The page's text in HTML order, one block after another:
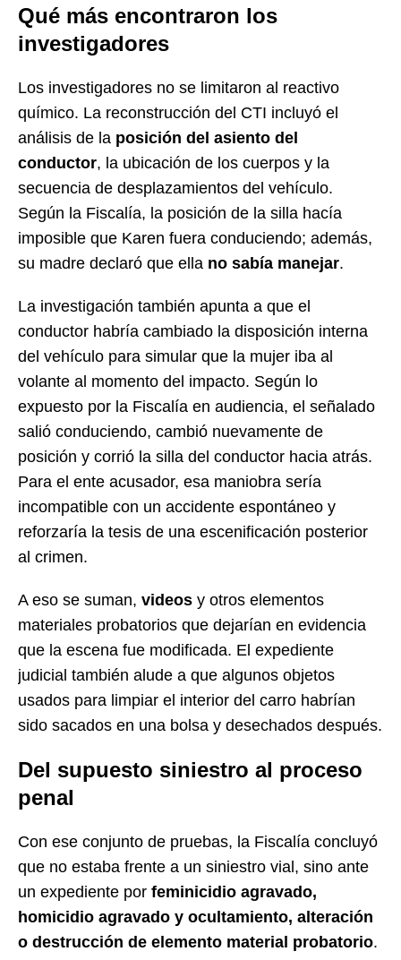
Qué más encontraron los
investigadores
Los investigadores no se limitaron al reactivo
químico. La reconstrucción del CTI incluyó el
análisis de la posición del asiento del
conductor, la ubicación de los cuerpos y la
secuencia de desplazamientos del vehículo.
Según la Fiscalía, la posición de la silla hacía
imposible que Karen fuera conduciendo; además,
su madre declaró que ella no sabía manejar.
La investigación también apunta a que el
conductor habría cambiado la disposición interna
del vehículo para simular que la mujer iba al
volante al momento del impacto. Según lo
expuesto por la Fiscalía en audiencia, el señalado
salió conduciendo, cambió nuevamente de
posición y corrió la silla del conductor hacia atrás.
Para el ente acusador, esa maniobra sería
incompatible con un accidente espontáneo y
reforzaría la tesis de una escenificación posterior
al crimen.
A eso se suman, videos y otros elementos
materiales probatorios que dejarían en evidencia
que la escena fue modificada. El expediente
judicial también alude a que algunos objetos
usados para limpiar el interior del carro habrían
sido sacados en una bolsa y desechados después.
Del supuesto siniestro al proceso
penal
Con ese conjunto de pruebas, la Fiscalía concluyó
que no estaba frente a un siniestro vial, sino ante
un expediente por feminicidio agravado,
homicidio agravado y ocultamiento, alteración
o destrucción de elemento material probatorio.